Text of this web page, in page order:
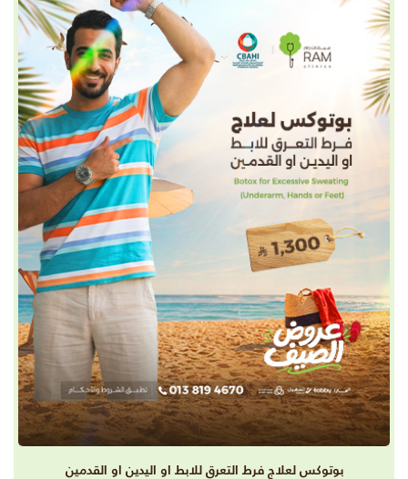
بوتوكس لعلاج فرط التعرق للابط او اليدين او القدمين